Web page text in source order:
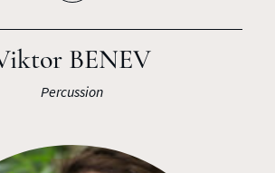
BENEV
Percussion